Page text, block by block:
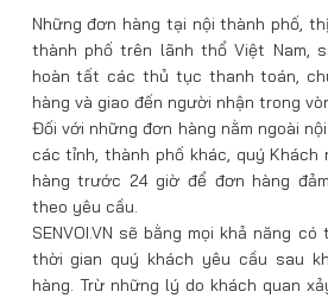
Những đơn hàng tại nội thành phố,
thành phố trên lãnh thổ Việt Nam,
hoàn tất các thủ tục thanh toán,
hàng và giao đến người nhận trong
Đối với những đơn hàng nằm ngoài nội
các tỉnh, thành phố khác, quý
hàng trước 24 giờ để đơn hàng
theo yêu cầu.
SENVOI.VN sẽ bằng mọi khả năng
thời gian quý khách yêu cầu sau
hàng. Trừ những lý do khách quan